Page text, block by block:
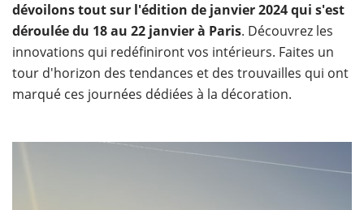
dévoilons tout sur l'édition de janvier 2024 qui s'est
déroulée du 18 au 22 janvier à Paris. Découvrez les
innovations qui redéfiniront vos intérieurs. Faites un
tour d'horizon des tendances et des trouvailles qui ont
marqué ces journées dédiées à la décoration.